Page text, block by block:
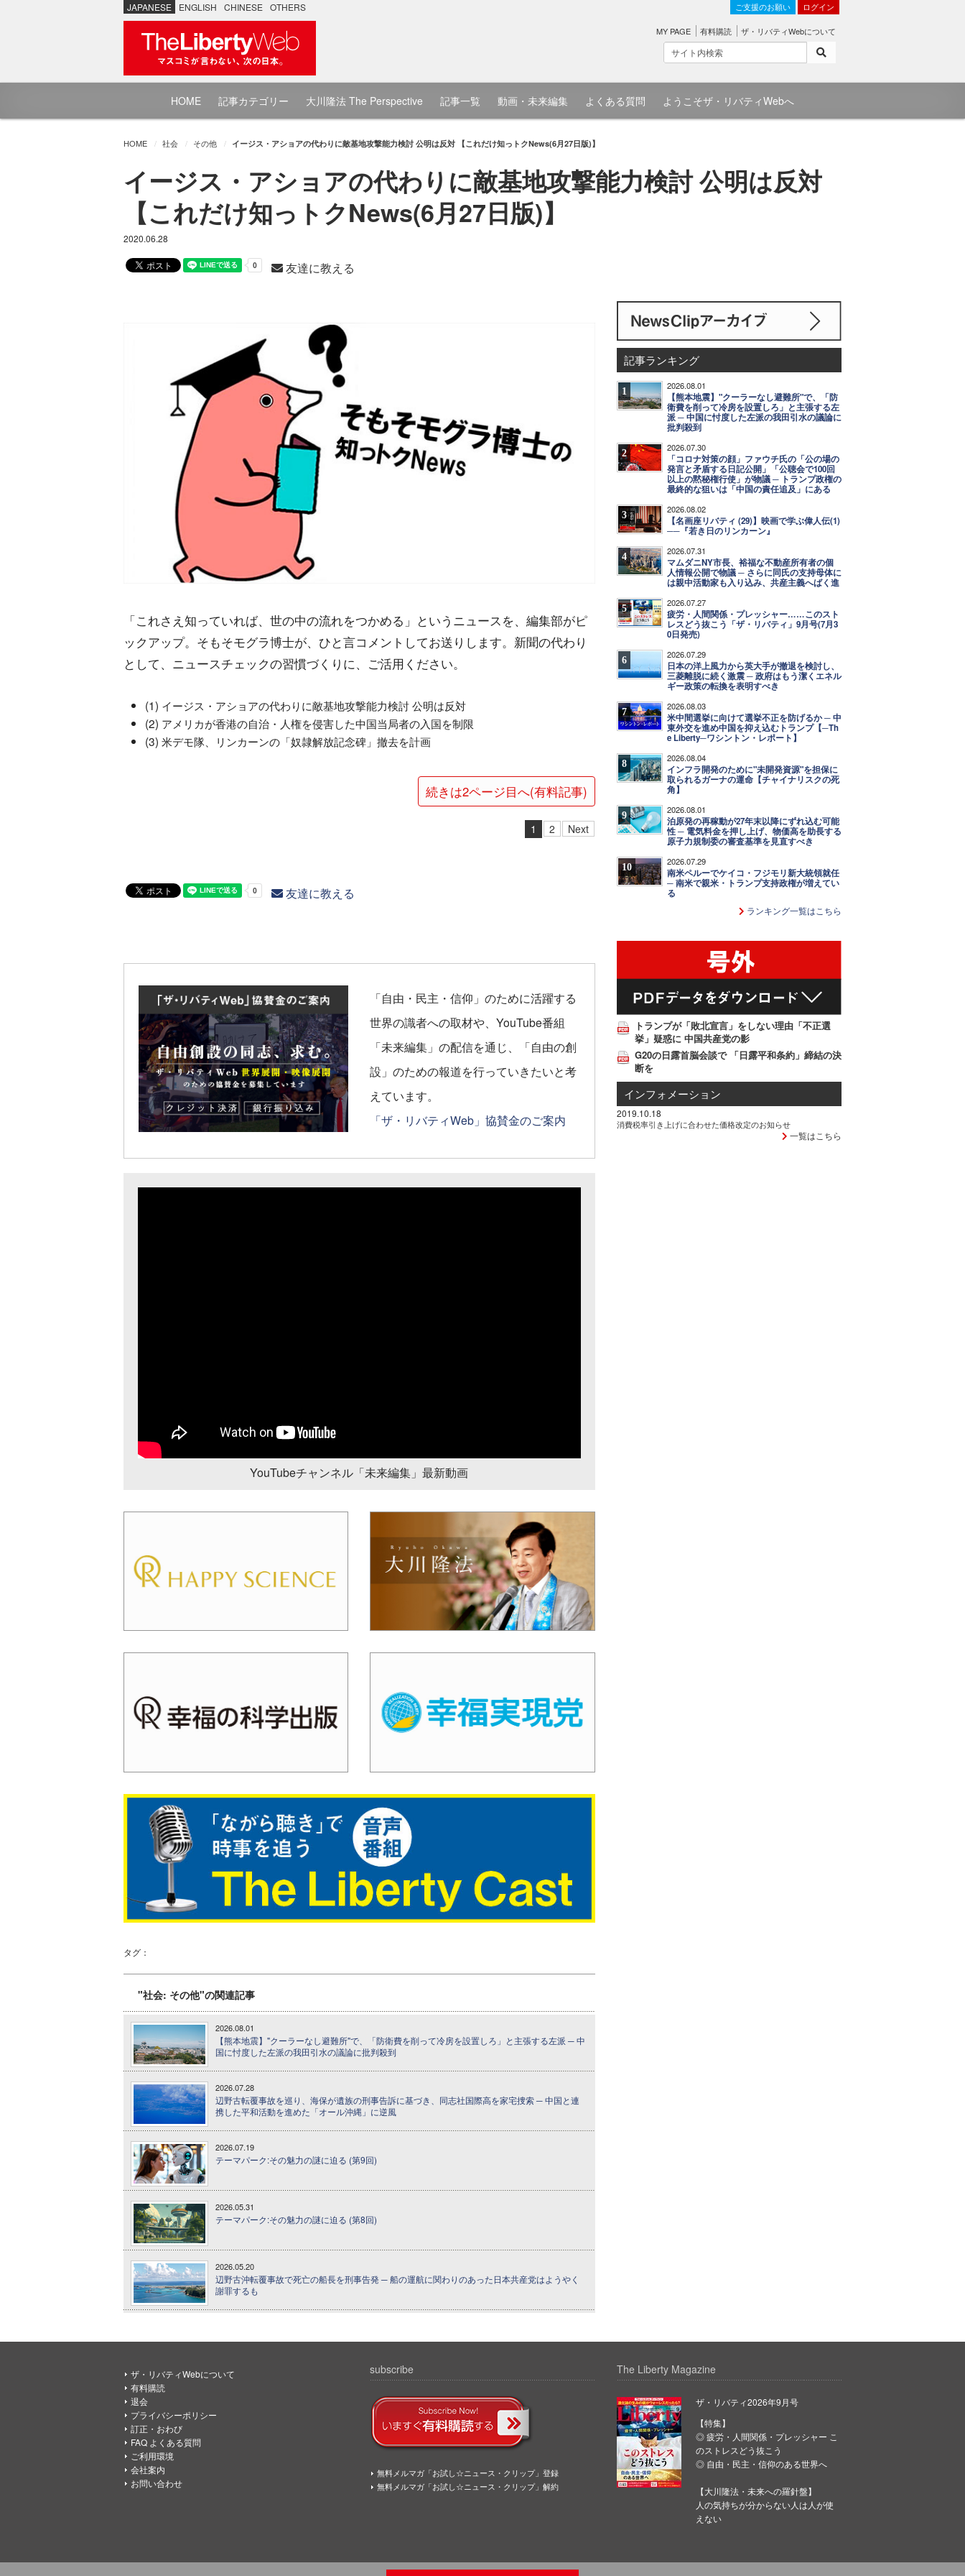
JAPANESE ENGLISH CHINESE OTHERS ご支援のお願い ログイン
MY PAGE 有料購読 ザ・リバティWebについて
HOME 記事カテゴリー 大川隆法 The Perspective 記事一覧 動画・未来編集 よくある質問 ようこそザ・リバティWebへ
HOME 社会 その他 イージス・アショアの代わりに敵基地攻撃能力検討 公明は反対 【これだけ知っトクNews(6月27日版)】
イージス・アショアの代わりに敵基地攻撃能力検討 公明は反対
【これだけ知っトクNews(6月27日版)】
2020.06.28
友達に教える
「これさえ知っていれば、世の中の流れをつかめる」というニュースを、編集部がピ
ックアップ。そもそモグラ博士が、ひと言コメントしてお送りします。新聞の代わり
として、ニュースチェックの習慣づくりに、ご活用ください。
(1) イージス・アショアの代わりに敵基地攻撃能力検討 公明は反対
(2) アメリカが香港の自治・人権を侵害した中国当局者の入国を制限
(3) 米デモ隊、リンカーンの「奴隷解放記念碑」撤去を計画
続きは2ページ目へ(有料記事)
1 2 Next
友達に教える
「自由・民主・信仰」のために活躍する
世界の識者への取材や、YouTube番組
「未来編集」の配信を通じ、「自由の創
設」のための報道を行っていきたいと考
えています。
「ザ・リバティWeb」協賛金のご案内
YouTubeチャンネル「未来編集」最新動画
タグ：
"社会: その他"の関連記事
2026.08.01
【熊本地震】"クーラーなし避難所"で、「防衛費を削って冷房を設置しろ」と主張する左派 ─ 中
国に忖度した左派の我田引水の議論に批判殺到
2026.07.28
辺野古転覆事故を巡り、海保が遺族の刑事告訴に基づき、同志社国際高を家宅捜索 ─ 中国と連
携した平和活動を進めた「オール沖縄」に逆風
2026.07.19
テーマパーク:その魅力の謎に迫る (第9回)
2026.05.31
テーマパーク:その魅力の謎に迫る (第8回)
2026.05.20
辺野古沖転覆事故で死亡の船長を刑事告発 ─ 船の運航に関わりのあった日本共産党はようやく
謝罪するも
記事ランキング
1 2026.08.01
【熊本地震】"クーラーなし避難所"で、「防
衛費を削って冷房を設置しろ」と主張する左
派 ─ 中国に忖度した左派の我田引水の議論に
批判殺到
2 2026.07.30
「コロナ対策の顔」ファウチ氏の「公の場の
発言と矛盾する日記公開」「公聴会で100回
以上の黙秘権行使」が物議 ─ トランプ政権の
最終的な狙いは「中国の責任追及」にある
3 2026.08.02
【名画座リバティ (29)】映画で学ぶ偉人伝(1)
──『若き日のリンカーン』
4 2026.07.31
マムダニNY市長、裕福な不動産所有者の個
人情報公開で物議 ─ さらに同氏の支持母体に
は親中活動家も入り込み、共産主義へばく進
5 2026.07.27
疲労・人間関係・プレッシャー……このスト
レスどう抜こう「ザ・リバティ」9月号(7月3
0日発売)
6 2026.07.29
日本の洋上風力から英大手が撤退を検討し、
三菱離脱に続く激震 ─ 政府はもう潔くエネル
ギー政策の転換を表明すべき
7 2026.08.03
米中間選挙に向けて選挙不正を防げるか ─ 中
東外交を進め中国を抑え込むトランプ【─Th
e Liberty─ワシントン・レポート】
8 2026.08.04
インフラ開発のために"未開発資源"を担保に
取られるガーナの運命【チャイナリスクの死
角】
9 2026.08.01
泊原発の再稼動が27年末以降にずれ込む可能
性 ─ 電気料金を押し上げ、物価高を助長する
原子力規制委の審査基準を見直すべき
10 2026.07.29
南米ペルーでケイコ・フジモリ新大統領就任
─ 南米で親米・トランプ支持政権が増えてい
る
ランキング一覧はこちら
トランプが「敗北宣言」をしない理由「不正選
挙」疑惑に 中国共産党の影
G20の日露首脳会談で 「日露平和条約」締結の決
断を
インフォメーション
2019.10.18
消費税率引き上げに合わせた価格改定のお知らせ
一覧はこちら
ザ・リバティWebについて
有料購読
退会
プライバシーポリシー
訂正・おわび
FAQ よくある質問
ご利用環境
会社案内
お問い合わせ
subscribe
無料メルマガ「お試し☆ニュース・クリップ」登録
無料メルマガ「お試し☆ニュース・クリップ」解約
The Liberty Magazine
ザ・リバティ2026年9月号
【特集】
◎ 疲労・人間関係・プレッシャー こ
のストレスどう抜こう
◎ 自由・民主・信仰のある世界へ
【大川隆法・未来への羅針盤】
人の気持ちが分からない人は人が使
えない